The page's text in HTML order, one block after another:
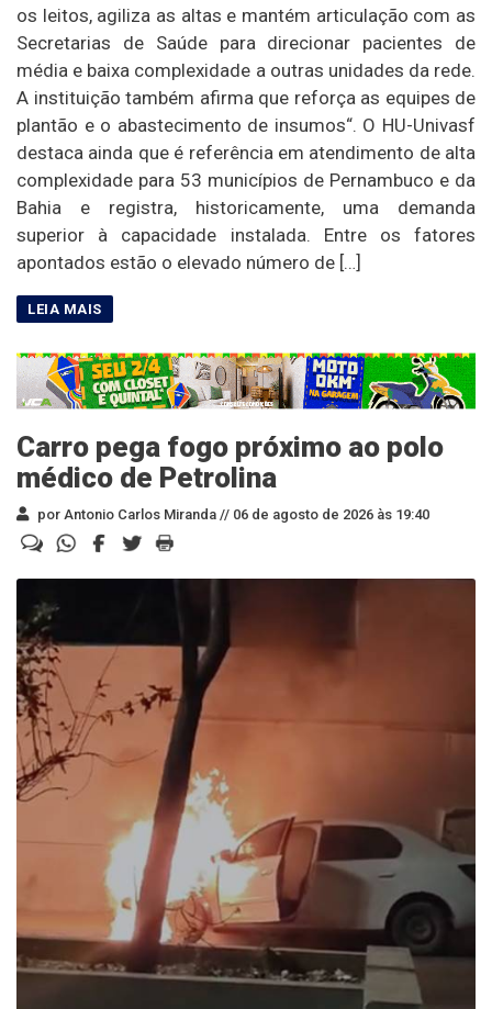
os leitos, agiliza as altas e mantém articulação com as
Secretarias de Saúde para direcionar pacientes de
média e baixa complexidade a outras unidades da rede.
A instituição também afirma que reforça as equipes de
plantão e o abastecimento de insumos“. O HU-Univasf
destaca ainda que é referência em atendimento de alta
complexidade para 53 municípios de Pernambuco e da
Bahia e registra, historicamente, uma demanda
superior à capacidade instalada. Entre os fatores
apontados estão o elevado número de […]
Carro pega fogo próximo ao polo
médico de Petrolina
por Antonio Carlos Miranda // 06 de agosto de 2026 às 19:40